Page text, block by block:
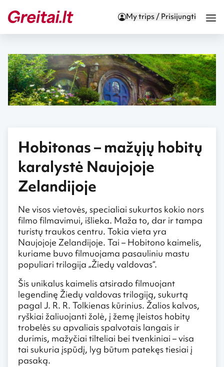
My trips / Prisijungti
Hobitonas – mažųjų hobitų
karalystė Naujojoje
Zelandijoje
Ne visos vietovės, specialiai sukurtos kokio nors
filmo filmavimui, išlieka. Maža to, dar ir tampa
turistų traukos centru. Tokia vieta yra
Naujojoje Zelandijoje. Tai – Hobitono kaimelis,
kuriame buvo filmuojama pasauliniu mastu
populiari trilogija „Žiedų valdovas“.
Šis unikalus kaimelis atsirado filmuojant
legendinę Žiedų valdovas trilogiją, sukurtą
pagal J. R. R. Tolkienas kūrinius. Žalios kalvos,
ryškiai žaliuojanti žolė, į žemę įleistos hobitų
trobelės su apvaliais spalvotais langais ir
durimis, mažyčiai tilteliai bei tvenkiniai – visa
tai sukuria įspūdį, lyg būtum patekęs tiesiai į
pasaką.